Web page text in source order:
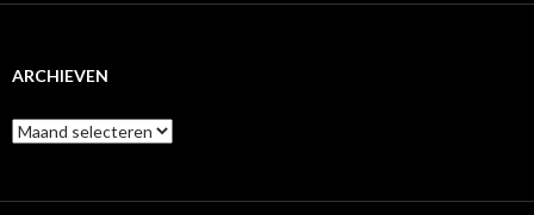
ARCHIEVEN
Archieven